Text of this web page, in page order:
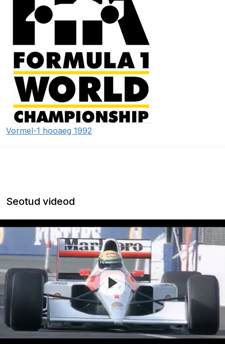
Vormel-1 hooaeg 1992
Seotud videod